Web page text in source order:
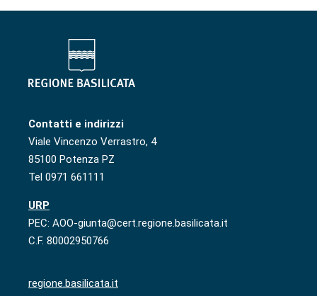
Contatti e indirizzi
Viale Vincenzo Verrastro, 4
85100 Potenza PZ
Tel 0971 661111
URP
PEC: AOO-giunta@cert.regione.basilicata.it
C.F. 80002950766
regione.basilicata.it